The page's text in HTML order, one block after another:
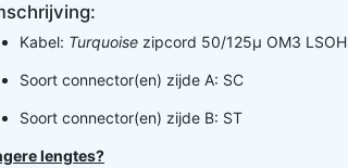
Kabel: Turquoise zipcord 50/125µ OM3 LSOH
Soort connector(en) zijde A: SC
Soort connector(en) zijde B: ST
lengtes?